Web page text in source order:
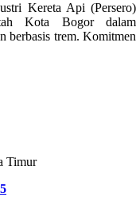
Kereta Api (Persero)
Kota Bogor dalam
berbasis trem. Komitmen
Timur